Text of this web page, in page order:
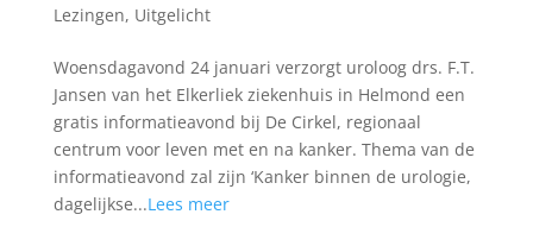
Lezingen, Uitgelicht
Woensdagavond 24 januari verzorgt uroloog drs. F.T.
Jansen van het Elkerliek ziekenhuis in Helmond een
gratis informatieavond bij De Cirkel, regionaal
centrum voor leven met en na kanker. Thema van de
informatieavond zal zijn ‘Kanker binnen de urologie,
dagelijkse...Lees meer